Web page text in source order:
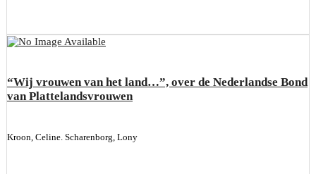
“Wij vrouwen van het land…”, over de Nederlandse Bond
van Plattelandsvrouwen
Kroon, Celine. Scharenborg, Lony